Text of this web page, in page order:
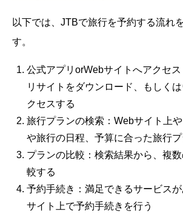
以下では、JTBで旅行を予約する流れ
す。
公式アプリorWebサイトへアクセ
リサイトをダウンロード、もしく
クセスする
旅行プランの検索：Webサイト上
や旅行の日程、予算に合った旅行
プランの比較：検索結果から、複
較する
予約手続き：満足できるサービス
サイト上で予約手続きを行う